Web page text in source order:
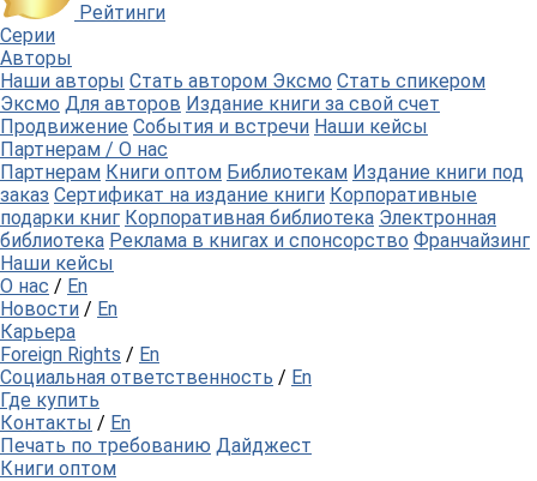
Рейтинги
Серии
Авторы
Наши авторы Стать автором Эксмо Стать спикером
Эксмо Для авторов Издание книги за свой счет
Продвижение События и встречи Наши кейсы
Партнерам / О нас
Партнерам Книги оптом Библиотекам Издание книги под
заказ Сертификат на издание книги Корпоративные
подарки книг Корпоративная библиотека Электронная
библиотека Реклама в книгах и спонсорство Франчайзинг
Наши кейсы
О нас / En
Новости / En
Карьера
Foreign Rights / En
Социальная ответственность / En
Где купить
Контакты / En
Печать по требованию Дайджест
Книги оптом